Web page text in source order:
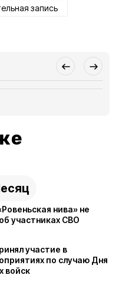
запись
нива» не
участниках СВО
участие в
по случаю Дня
войск